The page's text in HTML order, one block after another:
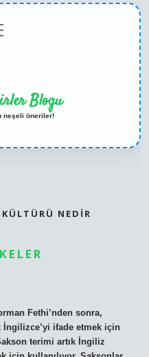
Blogu
neşeli öneriler!
NEDIR
Fethi’nden sonra,
ifade etmek için
terimi artık İngiliz